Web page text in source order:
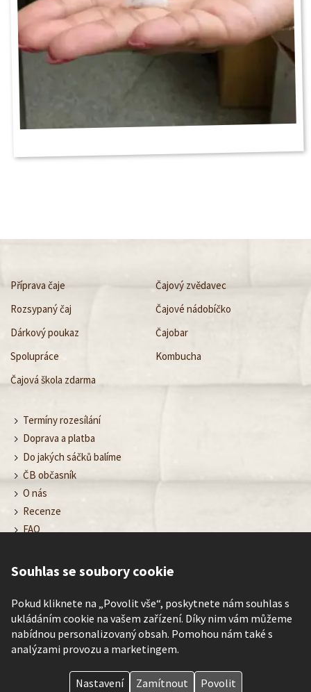
Příprava čaje
Čajový zvědavec
Rozsypaný čaj
Čajové nádobíčko
Dárkový poukaz
Čajobar
Spolupráce
Kombucha
Čajová škola zdarma
Termíny rozesílání
Doprava a platba
Do jakých sáčků balíme
ČB občasník
O nás
Recenze
FAQ
Ochrana osobních údajů
Kontakt
Čajové bedýnky– poznávej rozmanitost chutí čaje každé roční
Souhlas se soubory cookie
Pokud kliknete na „Povolit vše“, poskytnete nám souhlas s
ukládáním cookie na vašem zařízení. Díky nim vám můžeme
nabídnou personalizovaný obsah. Pomohou nám také s
analýzami provozu a marketingem.
Nastavení Zamítnout Povolit